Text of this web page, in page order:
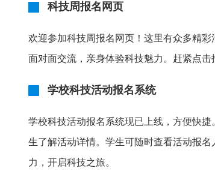
科技周报名网页
欢迎参加科技周报名网页！这里有众多精
面对面交流，亲身体验科技魅力。赶紧点击
学校科技活动报名系统
学校科技活动报名系统现已上线，方便快
生了解活动详情。学生可随时查看活动报
力，开启科技之旅。